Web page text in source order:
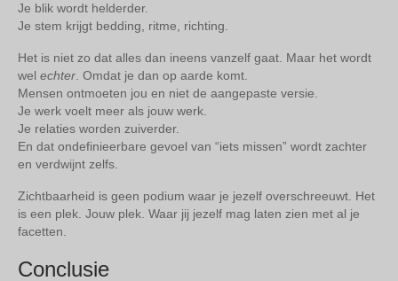
Je blik wordt helderder.
Je stem krijgt bedding, ritme, richting.
Het is niet zo dat alles dan ineens vanzelf gaat. Maar het wordt
wel echter . Omdat je dan op aarde komt.
Mensen ontmoeten jou en niet de aangepaste versie.
Je werk voelt meer als jouw werk.
Je relaties worden zuiverder.
En dat ondefinieerbare gevoel van “iets missen” wordt zachter
en verdwijnt zelfs.
Zichtbaarheid is geen podium waar je jezelf overschreeuwt. Het
is een plek. Jouw plek. Waar jij jezelf mag laten zien met al je
facetten.
Conclusie